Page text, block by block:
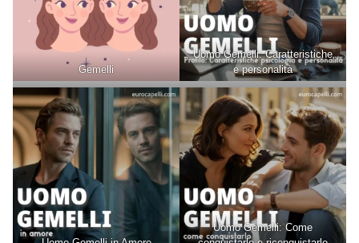
Gemelli
Uomo Gemelli: Caratteristiche
e personalità
Uomo Gemelli: Come